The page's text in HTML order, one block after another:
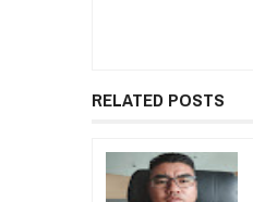
RELATED POSTS